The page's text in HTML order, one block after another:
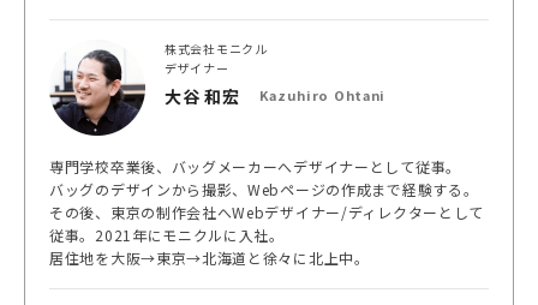
株式会社モニクル
デザイナー
大谷 和宏 Kazuhiro Ohtani
専門学校卒業後、バッグメーカーへデザイナーとして従事。
バッグのデザインから撮影、Webページの作成まで経験する。
その後、東京の制作会社へWebデザイナー/ディレクターとして
従事。2021年にモニクルに入社。
居住地を大阪→東京→北海道と徐々に北上中。